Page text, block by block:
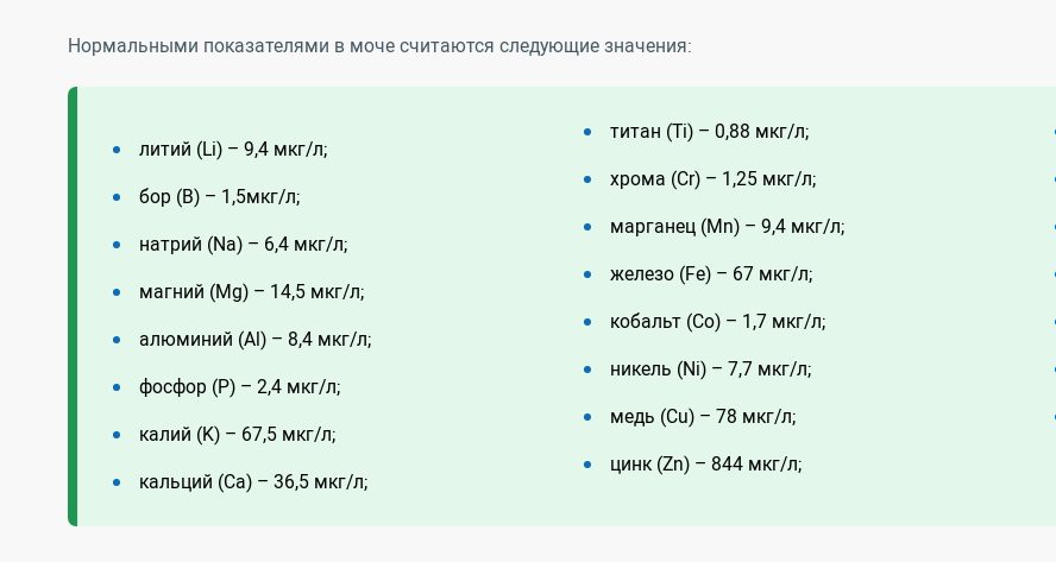
Нормальными показателями в моче считаются следующие значения:
литий (Li) – 9,4 мкг/л;
бор (B) – 1,5мкг/л;
натрий (Na) – 6,4 мкг/л;
магний (Mg) – 14,5 мкг/л;
алюминий (Al) – 8,4 мкг/л;
фосфор (P) – 2,4 мкг/л;
калий (K) – 67,5 мкг/л;
кальций (Ca) – 36,5 мкг/л;
титан (Тi) – 0,88 мкг/л;
хрома (Cr) – 1,25 мкг/л;
марганец (Mn) – 9,4 мкг/л;
железо (Fe) – 67 мкг/л;
кобальт (Co) – 1,7 мкг/л;
никель (Ni) – 7,7 мкг/л;
медь (Cu) – 78 мкг/л;
цинк (Zn) – 844 мкг/л;